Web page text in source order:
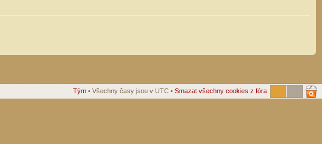
Tým • Všechny časy jsou v UTC • Smazat všechny cookies z fóra